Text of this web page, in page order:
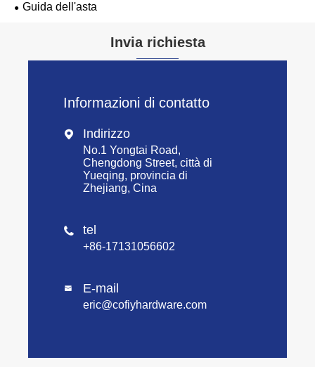
Guida dell'asta
Invia richiesta
Informazioni di contatto
 Indirizzo
No.1 Yongtai Road,
Chengdong Street, città di
Yueqing, provincia di
Zhejiang, Cina
 tel
+86-17131056602
 E-mail
eric@cofiyhardware.com